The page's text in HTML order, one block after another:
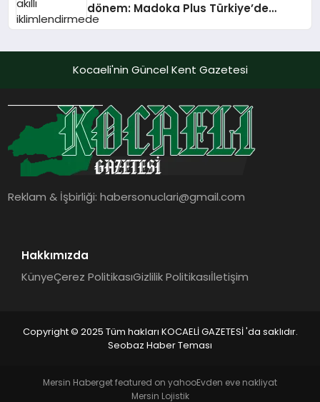
dönem: Madoka Plus Türkiye’de
Daikin’in kullanıcı dostu tasarımıyla
teknolojilerle donatılmış son modeli
VRV kontrol ünitesi Madoka Plus
dokunmatik ekranı, mobil uygulama
desteği ve akıllı sensör entegrasyonu
sayesinde iklimlendirme sistemlerinin
yönetimini daha kolay, konforlu ve
verimli hale getiriyor. Enerji
alanlarında teknolojiyi estetik ile bulu
Kocaeli'nin Güncel Kent Gazetesi
Reklam & İşbirliği:habersonuclari@gmail.com
Hakkımızda
KünyeÇerez PolitikasıGizlilik Politikasıİletişim
Copyright © 2025 Tüm hakları KOCAELİ GAZETESİ 'da saklıdır.
Seobaz Haber Teması
Mersin Haberget featured on yahooEvden eve nakliyat
Mersin Lojistik